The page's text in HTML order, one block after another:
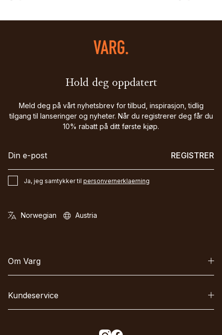
Hold deg oppdatert
Meld deg på vårt nyhetsbrev for tilbud, inspirasjon, tidlig
tilgang til lanseringer og nyheter. Når du registrerer deg får du
10% rabatt på ditt første kjøp.
REGISTRER
Ja, jeg samtykker til personvernerklaerning
Om Varg
Kundeservice